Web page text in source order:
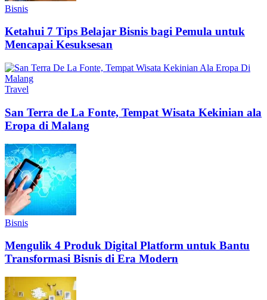
Bisnis
Ketahui 7 Tips Belajar Bisnis bagi Pemula untuk
Mencapai Kesuksesan
Travel
San Terra de La Fonte, Tempat Wisata Kekinian ala
Eropa di Malang
Bisnis
Mengulik 4 Produk Digital Platform untuk Bantu
Transformasi Bisnis di Era Modern